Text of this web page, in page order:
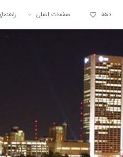
دهه صفحات اصلی